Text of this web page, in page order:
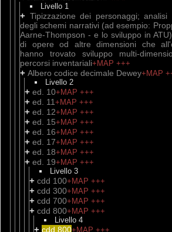
Livello 1
+ Tipizzazione dei personaggi; analisi
degli schemi narrativi (ad esempio:
Aarne-Thompson - e lo sviluppo in
di opere od altre dimensioni che
hanno trovato sviluppo multi-
percorsi inventariali+MAP +++
+ Albero codice decimale Dewey+MAP
Livello 2
+ ed. 10+MAP +++
+ ed. 11 +MAP +++
+ ed. 12+MAP +++
+ ed. 15+MAP +++
+ ed. 16+MAP +++
+ ed. 17+MAP +++
+ ed. 18+MAP +++
+ ed. 19+MAP +++
Livello 3
+ cdd 100+MAP +++
+ cdd 300+MAP +++
+ cdd 700+MAP +++
+ cdd 800+MAP +++
Livello 4
+ cdd 800+MAP +++